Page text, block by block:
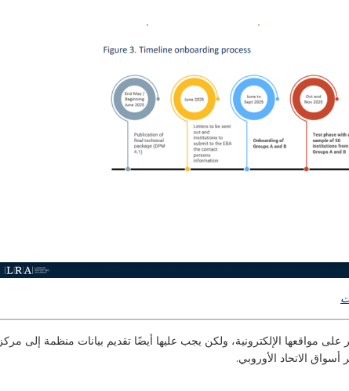
مواقعها الإلكترونية، ولكن يجب عليها أيضًا تقديم بيانات منظمة إلى مركز
الاتحاد الأوروبي.